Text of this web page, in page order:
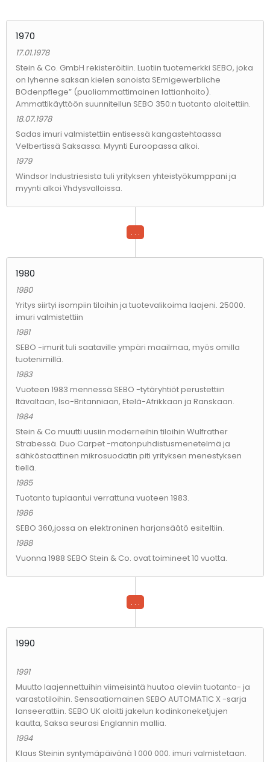
1970
17.01.1978
Stein & Co. GmbH rekisteröitiin. Luotiin tuotemerkki SEBO, joka
on lyhenne saksan kielen sanoista SEmigewerbliche
BOdenpflege” (puoliammattimainen lattianhoito).
Ammattikäyttöön suunnitellun SEBO 350:n tuotanto aloitettiin.
18.07.1978
Sadas imuri valmistettiin entisessä kangastehtaassa
Velbertissä Saksassa. Myynti Euroopassa alkoi.
1979
Windsor Industriesista tuli yrityksen yhteistyökumppani ja
myynti alkoi Yhdysvalloissa.
. . .
1980
1980
Yritys siirtyi isompiin tiloihin ja tuotevalikoima laajeni. 25000.
imuri valmistettiin
1981
SEBO -imurit tuli saataville ympäri maailmaa, myös omilla
tuotenimillä.
1983
Vuoteen 1983 mennessä SEBO -tytäryhtiöt perustettiin
Itävaltaan, Iso-Britanniaan, Etelä-Afrikkaan ja Ranskaan.
1984
Stein & Co muutti uusiin moderneihin tiloihin Wulfrather
Strabessä. Duo Carpet -matonpuhdistusmenetelmä ja
sähköstaattinen mikrosuodatin piti yrityksen menestyksen
tiellä.
1985
Tuotanto tuplaantui verrattuna vuoteen 1983.
1986
SEBO 360,jossa on elektroninen harjansäätö esiteltiin.
1988
Vuonna 1988 SEBO Stein & Co. ovat toimineet 10 vuotta.
. . .
1990
1991
Muutto laajennettuihin viimeisintä huutoa oleviin tuotanto- ja
varastotiloihin. Sensaatiomainen SEBO AUTOMATIC X -sarja
lanseerattiin. SEBO UK aloitti jakelun kodinkoneketjujen
kautta, Saksa seurasi Englannin mallia.
1994
Klaus Steinin syntymäpäivänä 1 000 000. imuri valmistetaan.